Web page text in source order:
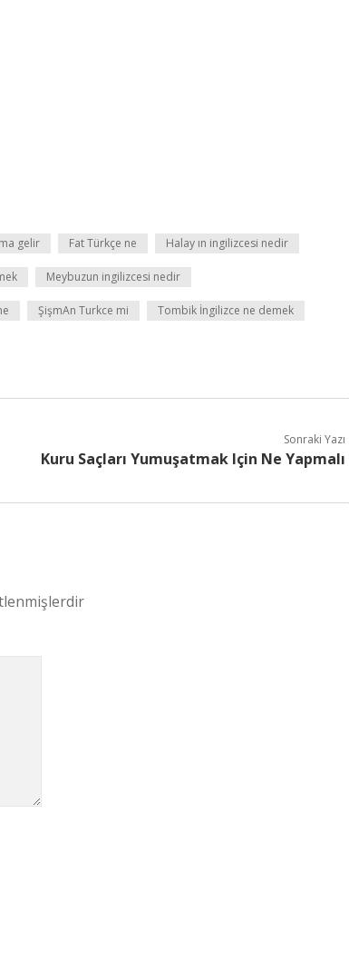
gelir Fat Türkçe ne Halay ın ingilizcesi nedir
Meybuzun ingilizcesi nedir
ŞişmAn Turkce mi Tombik İngilizce ne demek
Sonraki Yazı
Kuru Saçları Yumuşatmak Için Ne Yapmalı